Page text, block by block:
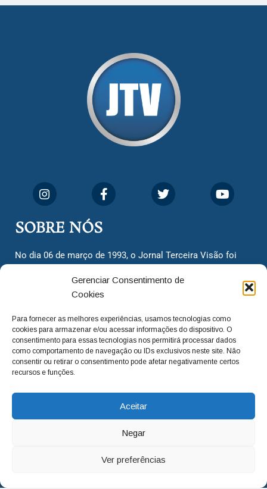
Gerenciar Consentimento de
Cookies
Para fornecer as melhores experiências, usamos tecnologias como
cookies para armazenar e/ou acessar informações do dispositivo. O
consentimento para essas tecnologias nos permitirá processar dados
como comportamento de navegação ou IDs exclusivos neste site. Não
consentir ou retirar o consentimento pode afetar negativamente certos
recursos e funções.
Aceitar
Negar
Ver preferências
SOBRE NÓS
No dia 06 de março de 1993, o Jornal Terceira Visão foi
cidadãos valinhenses, já que naquela época só existiam
dois jornais. Há mais de 30 anos, o jornal continua
com o foco de trazer as melhores notícias. Nunca
deixamos de lado as necessidades do cidadão, sempre
questionando os órgãos públicos em busca de melhorias
para a cidade e sempre cobrando resoluções para casos
adm@jtv.com.br
(19) 3929-6225